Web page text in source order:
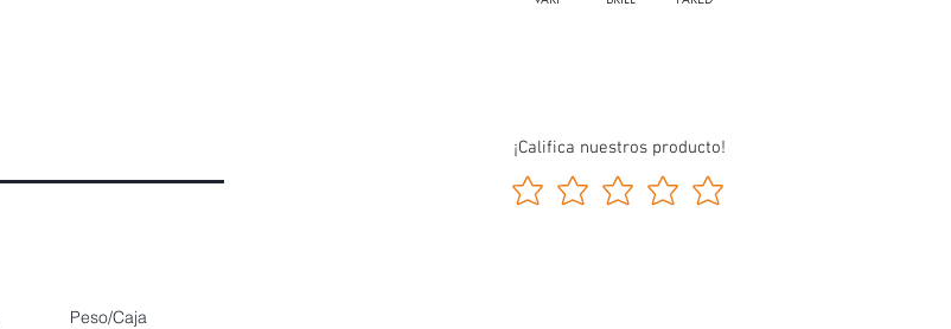
Peso/Caja
¡Califica nuestros producto!